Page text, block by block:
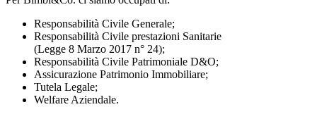
Responsabilità Civile Generale;
Responsabilità Civile prestazioni Sanitarie
(Legge 8 Marzo 2017 n° 24);
Responsabilità Civile Patrimoniale D&O;
Assicurazione Patrimonio Immobiliare;
Tutela Legale;
Welfare Aziendale.